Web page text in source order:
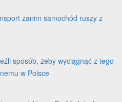
zanim samochód ruszy z
sposób, żeby wyciągnąć z tego
w Polsce